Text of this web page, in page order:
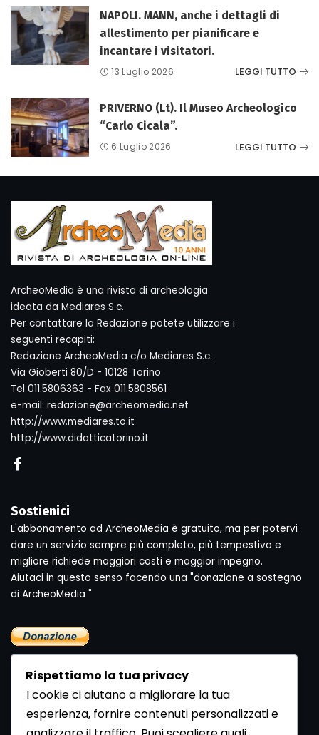
NAPOLI. MANN, anche i dettagli di
allestimento per pianificare e
incantare i visitatori.
13 Luglio 2026 LEGGI TUTTO
PRIVERNO (Lt). Il Museo Archeologico
“Carlo Cicala”.
6 Luglio 2026 LEGGI TUTTO
ArcheoMedia è una rivista di archeologia
ideata da Mediares S.c.
Per contattare la Redazione potete utilizzare i
seguenti recapiti:
Redazione ArcheoMedia c/o Mediares S.c.
Via Gioberti 80/D - 10128 Torino
Tel 011.5806363 - Fax 011.5808561
e-mail: redazione@archeomedia.net
http://www.mediares.to.it
http://www.didatticatorino.it
Sostienici
L'abbonamento ad ArcheoMedia è gratuito, ma per potervi
dare un servizio sempre più completo, più tempestivo e
migliore richiede maggiori costi e maggior impegno.
Aiutaci in questo senso facendo una "donazione a sostegno
di ArcheoMedia "
Rispettiamo la tua privacy
I cookie ci aiutano a migliorare la tua
esperienza, fornire contenuti personalizzati e